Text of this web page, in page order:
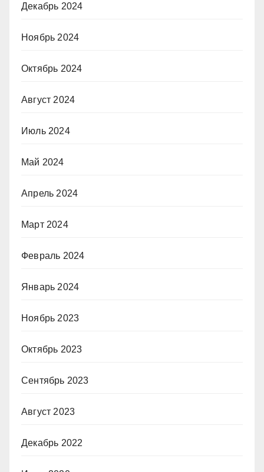
Декабрь 2024
Ноябрь 2024
Октябрь 2024
Август 2024
Июль 2024
Май 2024
Апрель 2024
Март 2024
Февраль 2024
Январь 2024
Ноябрь 2023
Октябрь 2023
Сентябрь 2023
Август 2023
Декабрь 2022